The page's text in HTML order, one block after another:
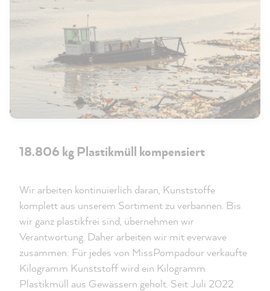
18.806 kg Plastikmüll kompensiert
Wir arbeiten kontinuierlich daran, Kunststoffe
komplett aus unserem Sortiment zu verbannen. Bis
wir ganz plastikfrei sind, übernehmen wir
Verantwortung. Daher arbeiten wir mit everwave
zusammen: Für jedes von MissPompadour verkaufte
Kilogramm Kunststoff wird ein Kilogramm
Plastikmüll aus Gewässern geholt. Seit Juli 2022